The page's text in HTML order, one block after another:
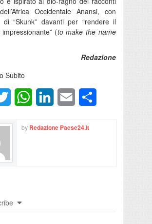
Occidentale Anansi, con
di “Skunk” davanti per “rendere il
(to make the name
Redazione
Subito
Twitter WhatsAppLinkedInEmail
by Redazione Paese24.it